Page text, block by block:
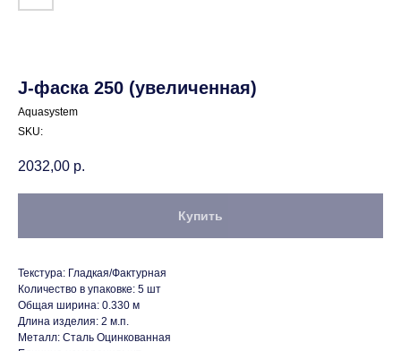
J-фаска 250 (увеличенная)
Aquasystem
SKU:
2032,00 р.
Купить
Текстура: Гладкая/Фактурная
Количество в упаковке: 5 шт
Общая ширина: 0.330 м
Длина изделия: 2 м.п.
Металл: Сталь Оцинкованная